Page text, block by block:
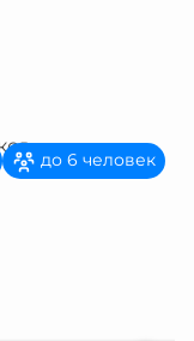
до 6 человек